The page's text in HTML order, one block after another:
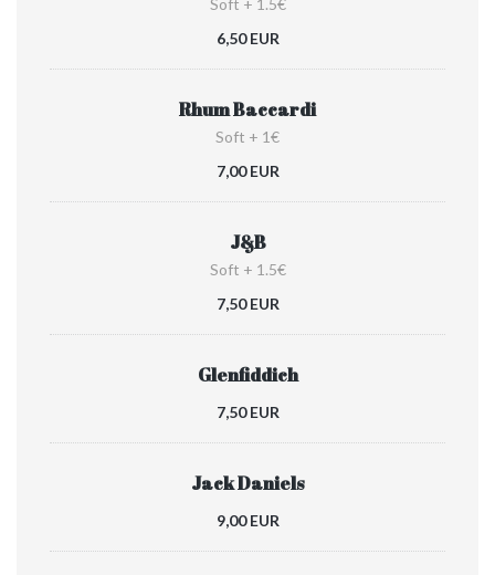
Soft + 1.5€
6,50 EUR
Rhum Baccardi
Soft + 1€
7,00 EUR
J&B
Soft + 1.5€
7,50 EUR
Glenfiddich
7,50 EUR
Jack Daniels
9,00 EUR